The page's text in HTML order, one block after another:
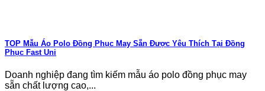
TOP Mẫu Áo Polo Đồng Phục May Sẵn Được Yêu Thích Tại Đồng
Phục Fast Uni
Doanh nghiệp đang tìm kiếm mẫu áo polo đồng phục may
sẵn chất lượng cao,...